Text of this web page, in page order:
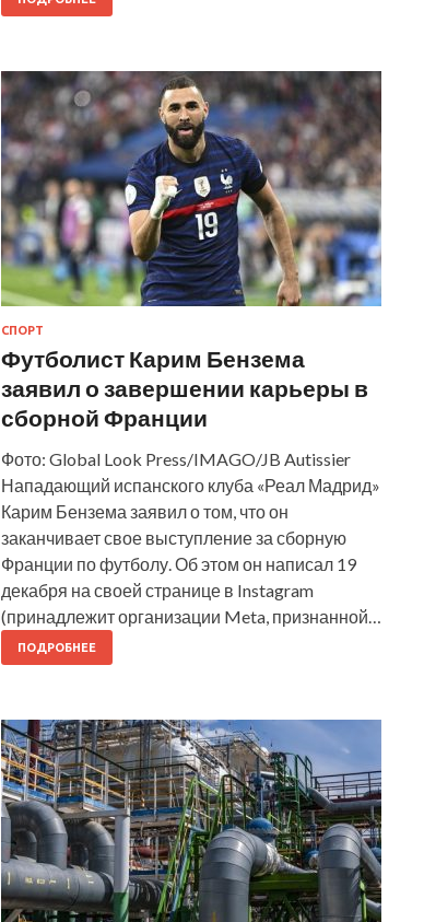
СПОРТ
Футболист Карим Бензема
заявил о завершении карьеры в
сборной Франции
Фото: Global Look Press/IMAGO/JB Autissier
Нападающий испанского клуба «Реал Мадрид»
Карим Бензема заявил о том, что он
заканчивает свое выступление за сборную
Франции по футболу. Об этом он написал 19
декабря на своей странице в Instagram
(принадлежит организации Meta, признанной…
ПОДРОБНЕЕ